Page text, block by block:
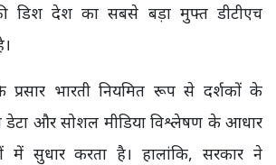
डिश देश का सबसे बड़ा मुफ्त डीटीएच
प्रसार भारती नियमित रूप से दर्शकों के
और सोशल मीडिया विश्लेषण के आधार
में सुधार करता है। हालांकि, सरकार ने